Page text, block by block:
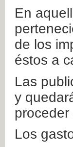
En
de los
éstos a
Las
y
Los